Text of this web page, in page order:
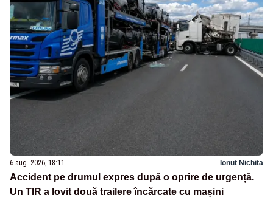
6 aug. 2026, 18:11 Ionuț Nichita
Accident pe drumul expres după o oprire de urgență.
Un TIR a lovit două trailere încărcate cu mașini